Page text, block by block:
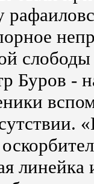
Буров -